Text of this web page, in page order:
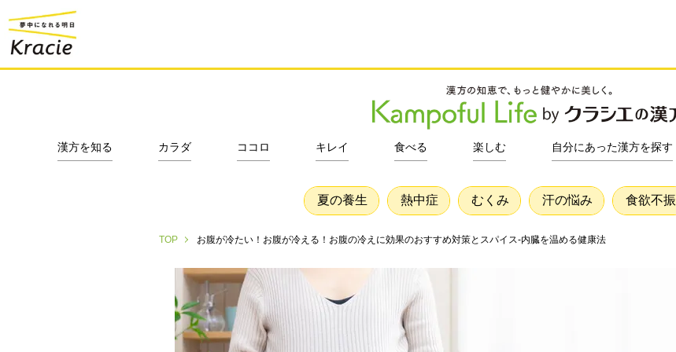
漢方を知る カラダ ココロ キレイ 食べる 楽しむ 自分にあった漢方を探す
夏の養生 熱中症 むくみ 汗の悩み 食欲不振
TOP お腹が冷たい！お腹が冷える！お腹の冷えに効果のおすすめ対策とスパイス-内臓を温める健康法